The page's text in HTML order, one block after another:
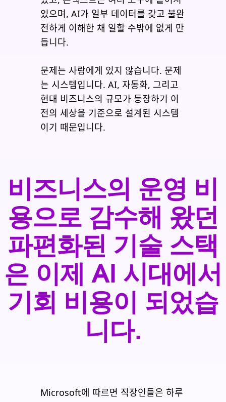
있으며, AI가 일부 데이터를 갖고 불완
전하게 이해한 채 일할 수밖에 없게 만
듭니다.
문제는 사람에게 있지 않습니다. 문제
는 시스템입니다. AI, 자동화, 그리고
현대 비즈니스의 규모가 등장하기 이
전의 세상을 기준으로 설계된 시스템
이기 때문입니다.
비즈니스의 운영 비
용으로 감수해 왔던
파편화된 기술 스택
은 이제 AI 시대에서
기회 비용이 되었습
니다.
Microsoft에 따르면 직장인들은 하루